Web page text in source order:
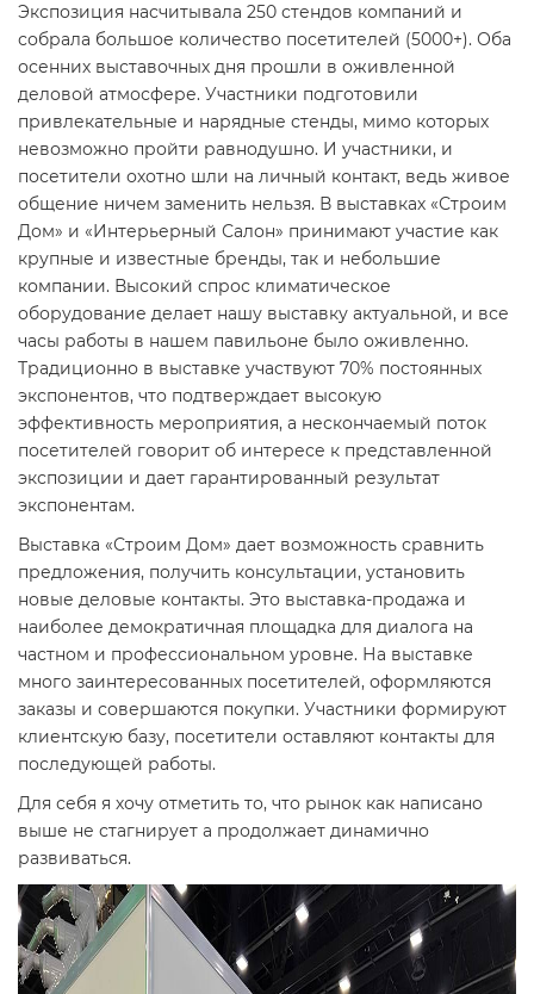
Экспозиция насчитывала 250 стендов компаний и
собрала большое количество посетителей (5000+). Оба
осенних выставочных дня прошли в оживленной
деловой атмосфере. Участники подготовили
привлекательные и нарядные стенды, мимо которых
невозможно пройти равнодушно. И участники, и
посетители охотно шли на личный контакт, ведь живое
общение ничем заменить нельзя. В выставках «Строим
Дом» и «Интерьерный Салон» принимают участие как
крупные и известные бренды, так и небольшие
компании. Высокий спрос климатическое
оборудование делает нашу выставку актуальной, и все
часы работы в нашем павильоне было оживленно.
Традиционно в выставке участвуют 70% постоянных
экспонентов, что подтверждает высокую
эффективность мероприятия, а нескончаемый поток
посетителей говорит об интересе к представленной
экспозиции и дает гарантированный результат
экспонентам.
Выставка «Строим Дом» дает возможность сравнить
предложения, получить консультации, установить
новые деловые контакты. Это выставка-продажа и
наиболее демократичная площадка для диалога на
частном и профессиональном уровне. На выставке
много заинтересованных посетителей, оформляются
заказы и совершаются покупки. Участники формируют
клиентскую базу, посетители оставляют контакты для
последующей работы.
Для себя я хочу отметить то, что рынок как написано
выше не стагнирует а продолжает динамично
развиваться.